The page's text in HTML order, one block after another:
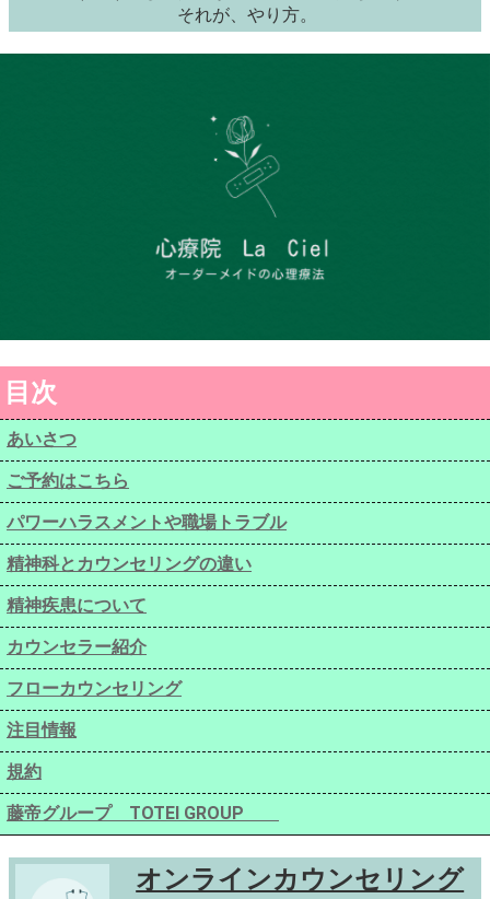
それが、やり方。
目次
あいさつ
ご予約はこちら
パワーハラスメントや職場トラブル
精神科とカウンセリングの違い
精神疾患について
カウンセラー紹介
フローカウンセリング
注目情報
規約
藤帝グループ TOTEI GROUP
オンラインカウンセリング